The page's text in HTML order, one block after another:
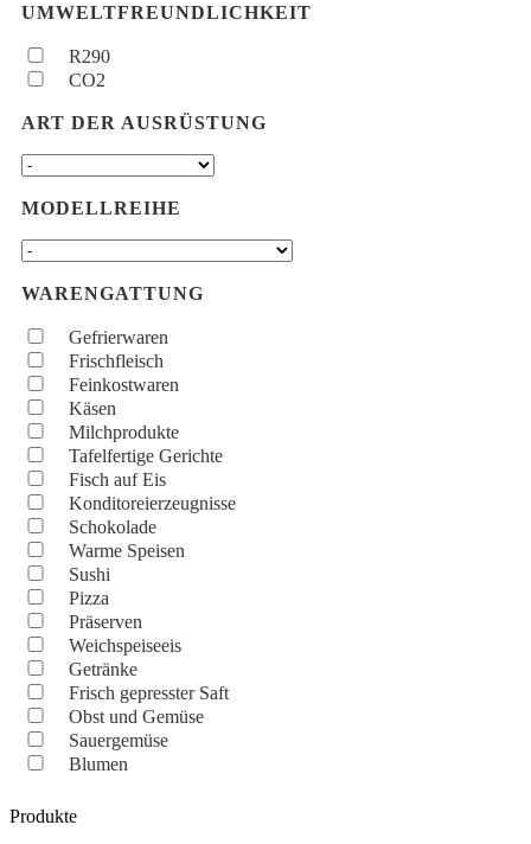
UMWELTFREUNDLICHKEIT
R290
CO2
ART DER AUSRÜSTUNG
MODELLREIHE
WARENGATTUNG
Gefrierwaren
Frischfleisch
Feinkostwaren
Käsen
Milchprodukte
Tafelfertige Gerichte
Fisch auf Eis
Konditoreierzeugnisse
Schokolade
Warme Speisen
Sushi
Pizza
Präserven
Weichspeiseeis
Getränke
Frisch gepresster Saft
Obst und Gemüse
Sauergemüse
Blumen
Produkte